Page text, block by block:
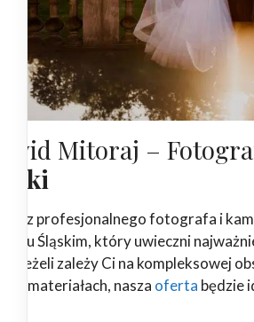
Mitoraj –
profesjonalnego fotografa i
Śląskim, który uwieczni
Jeżeli zależy Ci na kompleksowej
materiałach, nasza oferta będzie